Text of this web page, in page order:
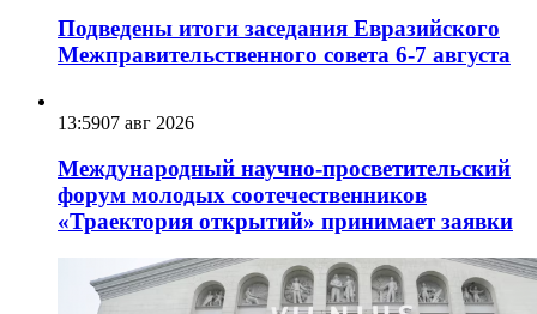
Подведены итоги заседания Евразийского
Межправительственного совета 6-7 августа
13:5907 авг 2026
Международный научно-просветительский
форум молодых соотечественников
«Траектория открытий» принимает заявки